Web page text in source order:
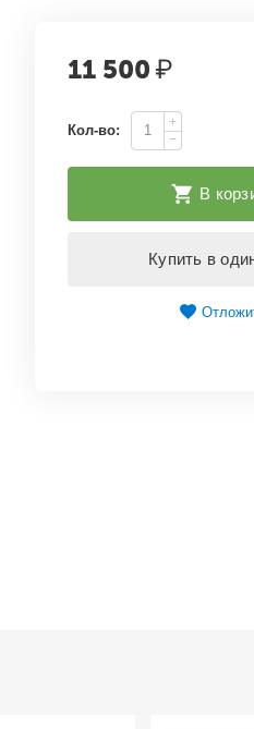
11 500₽
Кол-во:
+
−
В
Купить в